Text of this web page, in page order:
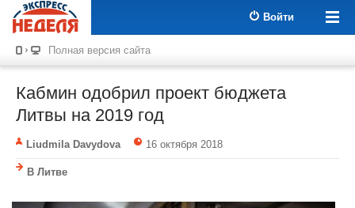
Войти
Полная версия сайта
Кабмин одобрил проект бюджета
Литвы на 2019 год
Liudmila Davydova 16 октября 2018
В Литве